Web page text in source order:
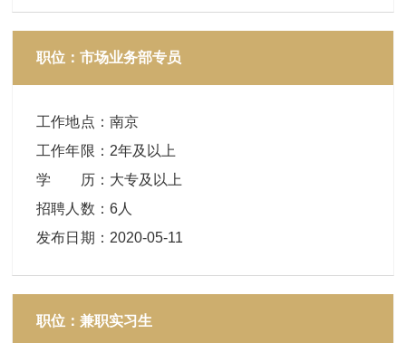
职位：市场业务部专员
工作地点 ： 南京
工作年限 ： 2年及以上
学 历： 大专及以上
招聘人数 ： 6人
发布日期 ： 2020-05-11
职位：兼职实习生